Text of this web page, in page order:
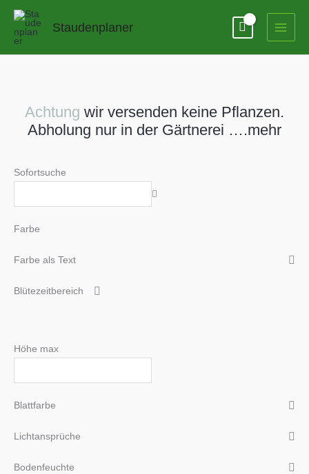
Zum
springen
Staudenplaner
Achtung wir versenden keine Pflanzen.
Abholung nur in der Gärtnerei ….mehr
Sofortsuche
Farbe
Farbe als Text
Blütezeitbereich
Höhe max
Blattfarbe
Lichtansprüche
Bodenfeuchte